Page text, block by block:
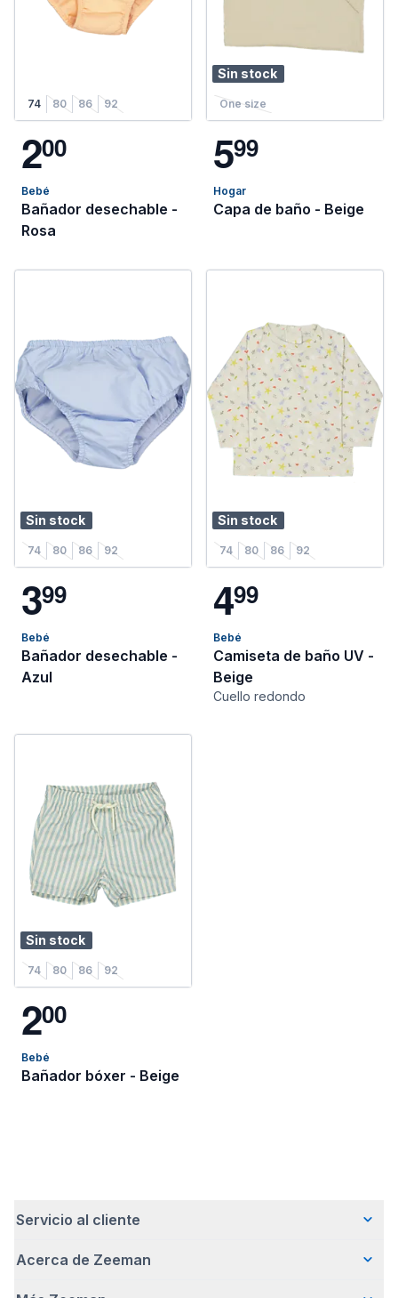
74 80 86 92
200
Bebé
Bañador desechable -
Rosa
Sin stock
One size
599
Hogar
Capa de baño - Beige
Sin stock
74 80 86 92
399
Bebé
Bañador desechable -
Azul
Sin stock
74 80 86 92
499
Bebé
Camiseta de baño UV -
Beige
Cuello redondo
Sin stock
74 80 86 92
200
Bebé
Bañador bóxer - Beige
Servicio al cliente
Preguntas frecuentes
Acerca de Zeeman